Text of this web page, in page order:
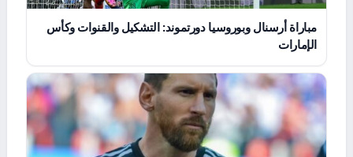
مباراة أرسنال وبوروسيا دورتموند: التشكيل والقنوات وكأس
الإمارات